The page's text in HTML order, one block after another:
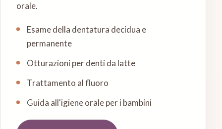
orale.
Esame della dentatura decidua e
permanente
Otturazioni per denti da latte
Trattamento al fluoro
Guida all'igiene orale per i bambini